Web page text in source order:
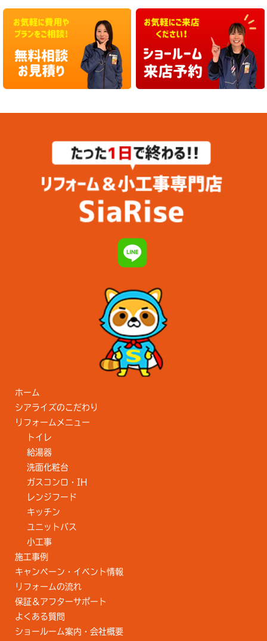
ホーム
シアライズのこだわり
リフォームメニュー
トイレ
給湯器
洗面化粧台
ガスコンロ・IH
レンジフード
キッチン
ユニットバス
小工事
施工事例
キャンペーン・イベント情報
リフォームの流れ
保証＆アフターサポート
よくある質問
ショールーム案内・会社概要